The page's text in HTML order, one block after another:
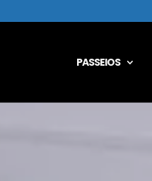
PASSEIOS